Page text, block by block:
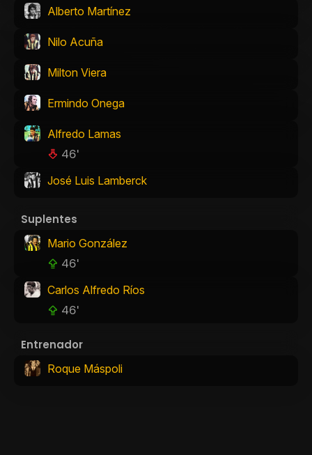
Alberto Martínez
Nilo Acuña
Milton Viera
Ermindo Onega
Alfredo Lamas
46'
José Luis Lamberck
Suplentes
Mario González
46'
Carlos Alfredo Ríos
46'
Entrenador
Roque Máspoli